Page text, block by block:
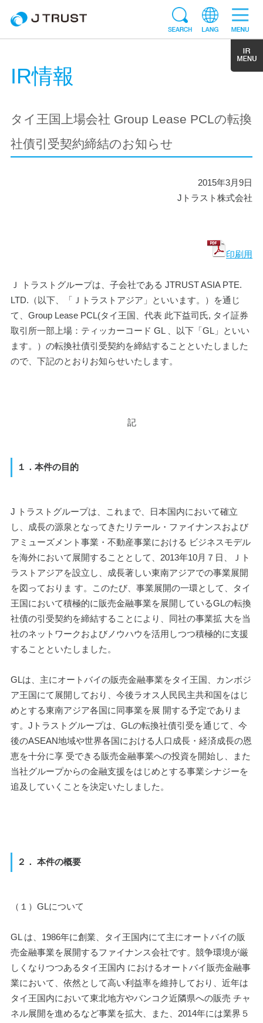
IR情報
タイ王国上場会社 Group Lease PCLの転換
社債引受契約締結のお知らせ
2015年3月9日
Jトラスト株式会社
印刷用
Ｊ トラストグループは、子会社である JTRUST ASIA PTE.
LTD.（以下、「Ｊトラストアジア」といいます。）を通じ
て、Group Lease PCL(タイ王国、代表 此下益司氏, タイ証券
取引所一部上場：ティッカーコード GL 、以下「GL」といい
ます。）の転換社債引受契約を締結することといたしました
ので、下記のとおりお知らせいたします。
記
１．本件の目的
J トラストグループは、これまで、日本国内において確立
し、成長の源泉となってきたリテール・ファイナンスおよび
アミューズメント事業・不動産事業における ビジネスモデル
を海外において展開することとして、2013年10月７日、Ｊト
ラストアジアを設立し、成長著しい東南アジアでの事業展開
を図っておりま す。このたび、事業展開の一環として、タイ
王国において積極的に販売金融事業を展開しているGLの転換
社債の引受契約を締結することにより、同社の事業拡 大を当
社のネットワークおよびノウハウを活用しつつ積極的に支援
することといたしました。
GLは、主にオートバイの販売金融事業をタイ王国、カンボジ
ア王国にて展開しており、今後ラオス人民民主共和国をはじ
めとする東南アジア各国に同事業を展 開する予定でありま
す。Jトラストグループは、GLの転換社債引受を通じて、今
後のASEAN地域や世界各国における人口成長・経済成長の恩
恵を十分に享 受できる販売金融事業への投資を開始し、また
当社グループからの金融支援をはじめとする事業シナジーを
追及していくことを決定いたしました。
２． 本件の概要
（１）GLについて
GL は、1986年に創業、タイ王国内にて主にオートバイの販
売金融事業を展開するファイナンス会社です。競争環境が厳
しくなりつつあるタイ王国内 におけるオートバイ販売金融事
業において、依然として高い利益率を維持しており、近年は
タイ王国内において東北地方やバンコク近隣県への販売 チャ
ネル展開を進めるなど事業を拡大、また、2014年には業界５